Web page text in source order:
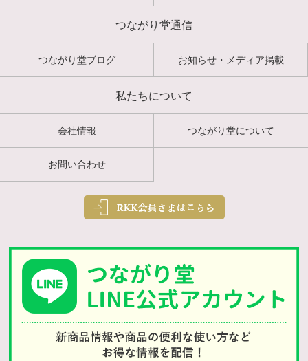
つながり堂通信
つながり堂ブログ お知らせ・メディア掲載
私たちについて
会社情報 つながり堂について
お問い合わせ